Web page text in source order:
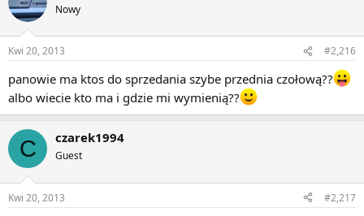
Nowy
Kwi 20, 2013 #2,216
panowie ma ktos do sprzedania szybe przednia czołową??
albo wiecie kto ma i gdzie mi wymienią??
C czarek1994
Guest
Kwi 20, 2013 #2,217